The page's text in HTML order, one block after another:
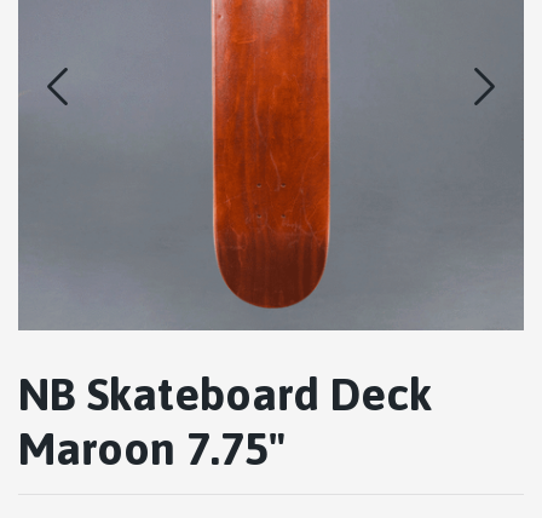
NB Skateboard Deck
Maroon 7.75"